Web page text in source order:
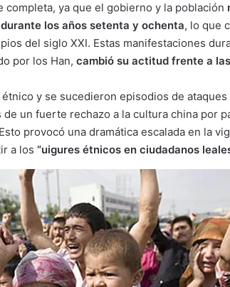
ya que el gobierno y la población
los años setenta y ochenta, lo que
del siglo XXI. Estas manifestaciones
por los Han, cambió su actitud frente a
y se sucedieron episodios de
un fuerte rechazo a la cultura china por
provocó una dramática escalada en la
a los “uigures étnicos en ciudadanos